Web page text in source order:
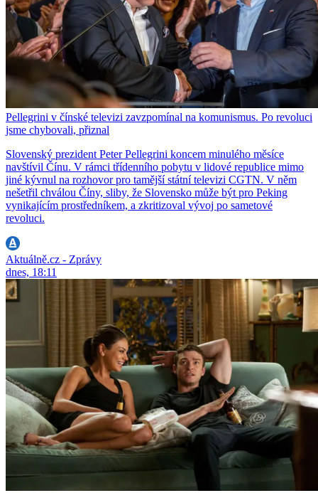
Pellegrini v čínské televizi zavzpomínal na komunismus. Po revoluci
jsme chybovali, přiznal
Slovenský prezident Peter Pellegrini koncem minulého měsíce
navštívil Čínu. V rámci třídenního pobytu v lidové republice mimo
jiné kývnul na rozhovor pro tamější státní televizi CGTN. V něm
nešetřil chválou Číny, sliby, že Slovensko může být pro Peking
vynikajícím prostředníkem, a zkritizoval vývoj po sametové
revoluci.
Aktuálně.cz - Zprávy
dnes, 18:11